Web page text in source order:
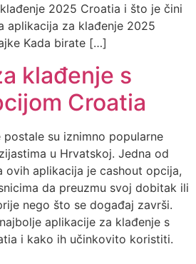
2025 Croatia i što je čini
aplikacija za klađenje 2025
Kada birate […]
klađenje s
Croatia
su iznimno popularne
u Hrvatskoj. Jedna od
ovih aplikacija je cashout opcija,
da preuzmu svoj dobitak ili
nego što se događaj završi.
aplikacije za klađenje s
i kako ih učinkovito koristiti.